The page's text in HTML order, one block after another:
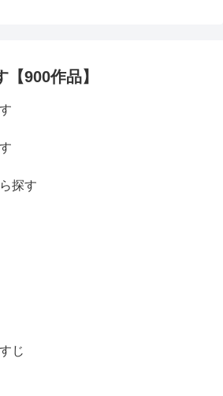
900作品】
探す
じ